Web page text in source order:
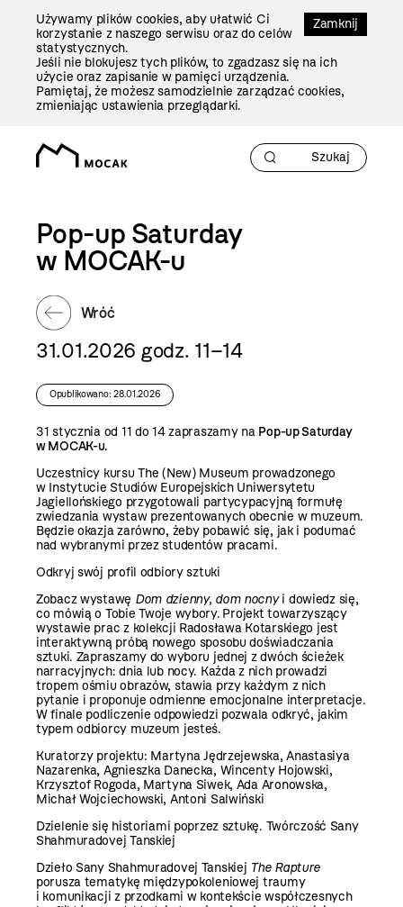
Zamknij
Używamy plików cookies, aby ułatwić Ci
korzystanie z naszego serwisu oraz do celów
statystycznych.
Jeśli nie blokujesz tych plików, to zgadzasz się na ich
użycie oraz zapisanie w pamięci urządzenia.
Pamiętaj, że możesz samodzielnie zarządzać cookies,
zmieniając ustawienia przeglądarki.
Pop-up Saturday
w MOCAK-u
Wróć
31.01.2026 godz. 11–14
Opublikowano: 28.01.2026
31 stycznia od 11 do 14 zapraszamy na Pop-up Saturday
w MOCAK-u.
Uczestnicy kursu The (New) Museum prowadzonego
w Instytucie Studiów Europejskich Uniwersytetu
Jagiellońskiego przygotowali partycypacyjną formułę
zwiedzania wystaw prezentowanych obecnie w muzeum.
Będzie okazja zarówno, żeby pobawić się, jak i podumać
nad wybranymi przez studentów pracami.
Odkryj swój profil odbiory sztuki
Zobacz wystawę Dom dzienny, dom nocnyi dowiedz się,
co mówią o Tobie Twoje wybory. Projekt towarzyszący
wystawie prac z kolekcji Radosława Kotarskiego jest
interaktywną próbą nowego sposobu doświadczania
sztuki. Zapraszamy do wyboru jednej z dwóch ścieżek
narracyjnych: dnia lub nocy. Każda z nich prowadzi
tropem ośmiu obrazów, stawia przy każdym z nich
pytanie i proponuje odmienne emocjonalne interpretacje.
W finale podliczenie odpowiedzi pozwala odkryć, jakim
typem odbiorcy muzeum jesteś.
Kuratorzy projektu: Martyna Jędrzejewska, Anastasiya
Nazarenka, Agnieszka Danecka, Wincenty Hojowski,
Krzysztof Rogoda, Martyna Siwek, Ada Aronowska,
Michał Wojciechowski, Antoni Salwiński
Dzielenie się historiami poprzez sztukę. Twórczość Sany
Shahmuradovej Tanskiej
Dzieło Sany Shahmuradovej Tanskiej The Rapture
porusza tematykę międzypokoleniowej traumy
i komunikacji z przodkami w kontekście współczesnych